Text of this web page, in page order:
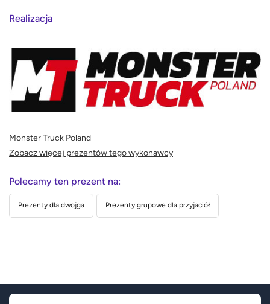
Realizacja
Monster Truck Poland
Zobacz więcej prezentów tego wykonawcy
Polecamy ten prezent na:
Prezenty dla dwojga Prezenty grupowe dla przyjaciół